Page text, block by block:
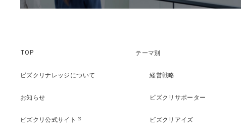
TOP
ビズクリナレッジについて
お知らせ
ビズクリ公式サイト open_in_new
テーマ別
経営戦略
ビズクリサポーター
ビズクリアイズ